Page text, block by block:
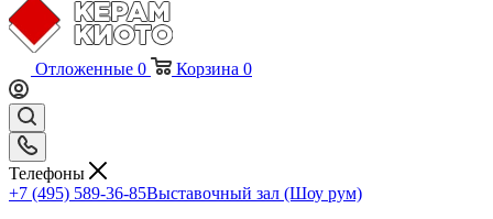
Отложенные 0 Корзина 0
Телефоны
+7 (495) 589-36-85Выставочный зал (Шоу рум)